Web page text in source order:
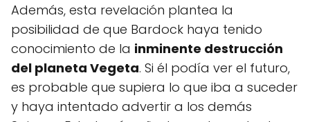
Además, esta revelación plantea la
posibilidad de que Bardock haya tenido
conocimiento de la inminente destrucción
del planeta Vegeta. Si él podía ver el futuro,
es probable que supiera lo que iba a suceder
y haya intentado advertir a los demás